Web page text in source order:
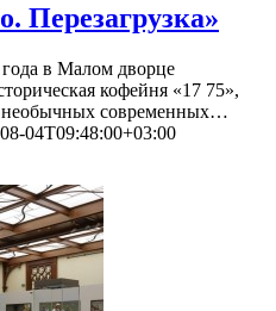
Перезагрузка»
в Малом дворце
кофейня «17 75»,
необычных современных…
04T09:48:00+03:00